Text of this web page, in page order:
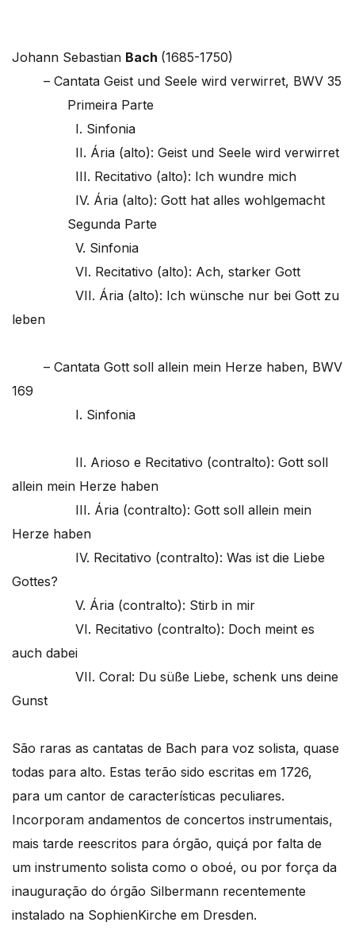
Johann Sebastian Bach (1685-1750)
– Cantata Geist und Seele wird verwirret, BWV 35
Primeira Parte
I. Sinfonia
II. Ária (alto): Geist und Seele wird verwirret
III. Recitativo (alto): Ich wundre mich
IV. Ária (alto): Gott hat alles wohlgemacht
Segunda Parte
V. Sinfonia
VI. Recitativo (alto): Ach, starker Gott
VII. Ária (alto): Ich wünsche nur bei Gott zu
leben
– Cantata Gott soll allein mein Herze haben, BWV
169
I. Sinfonia
II. Arioso e Recitativo (contralto): Gott soll
allein mein Herze haben
III. Ária (contralto): Gott soll allein mein
Herze haben
IV. Recitativo (contralto): Was ist die Liebe
Gottes?
V. Ária (contralto): Stirb in mir
VI. Recitativo (contralto): Doch meint es
auch dabei
VII. Coral: Du süße Liebe, schenk uns deine
Gunst
São raras as cantatas de Bach para voz solista, quase
todas para alto. Estas terão sido escritas em 1726,
para um cantor de características peculiares.
Incorporam andamentos de concertos instrumentais,
mais tarde reescritos para órgão, quiçá por falta de
um instrumento solista como o oboé, ou por força da
inauguração do órgão Silbermann recentemente
instalado na SophienKirche em Dresden.